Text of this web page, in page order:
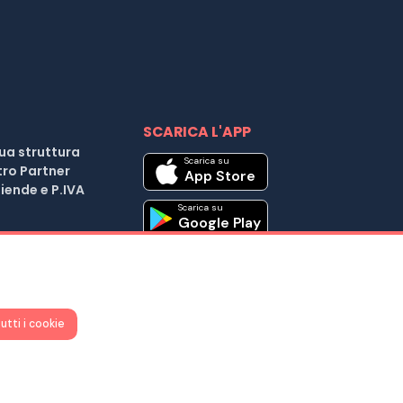
struttura
Partner
e P.IVA
SCARICA L'APP
Scarica su
App Store
Scarica su
Google Play
Fiscale e P.IVA 04037441203 |
D.L. 179/2012
i cookie